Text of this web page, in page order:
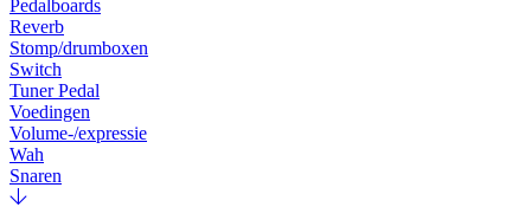
Pedalboards
Reverb
Stomp/drumboxen
Switch
Tuner Pedal
Voedingen
Volume-/expressie
Wah
Snaren